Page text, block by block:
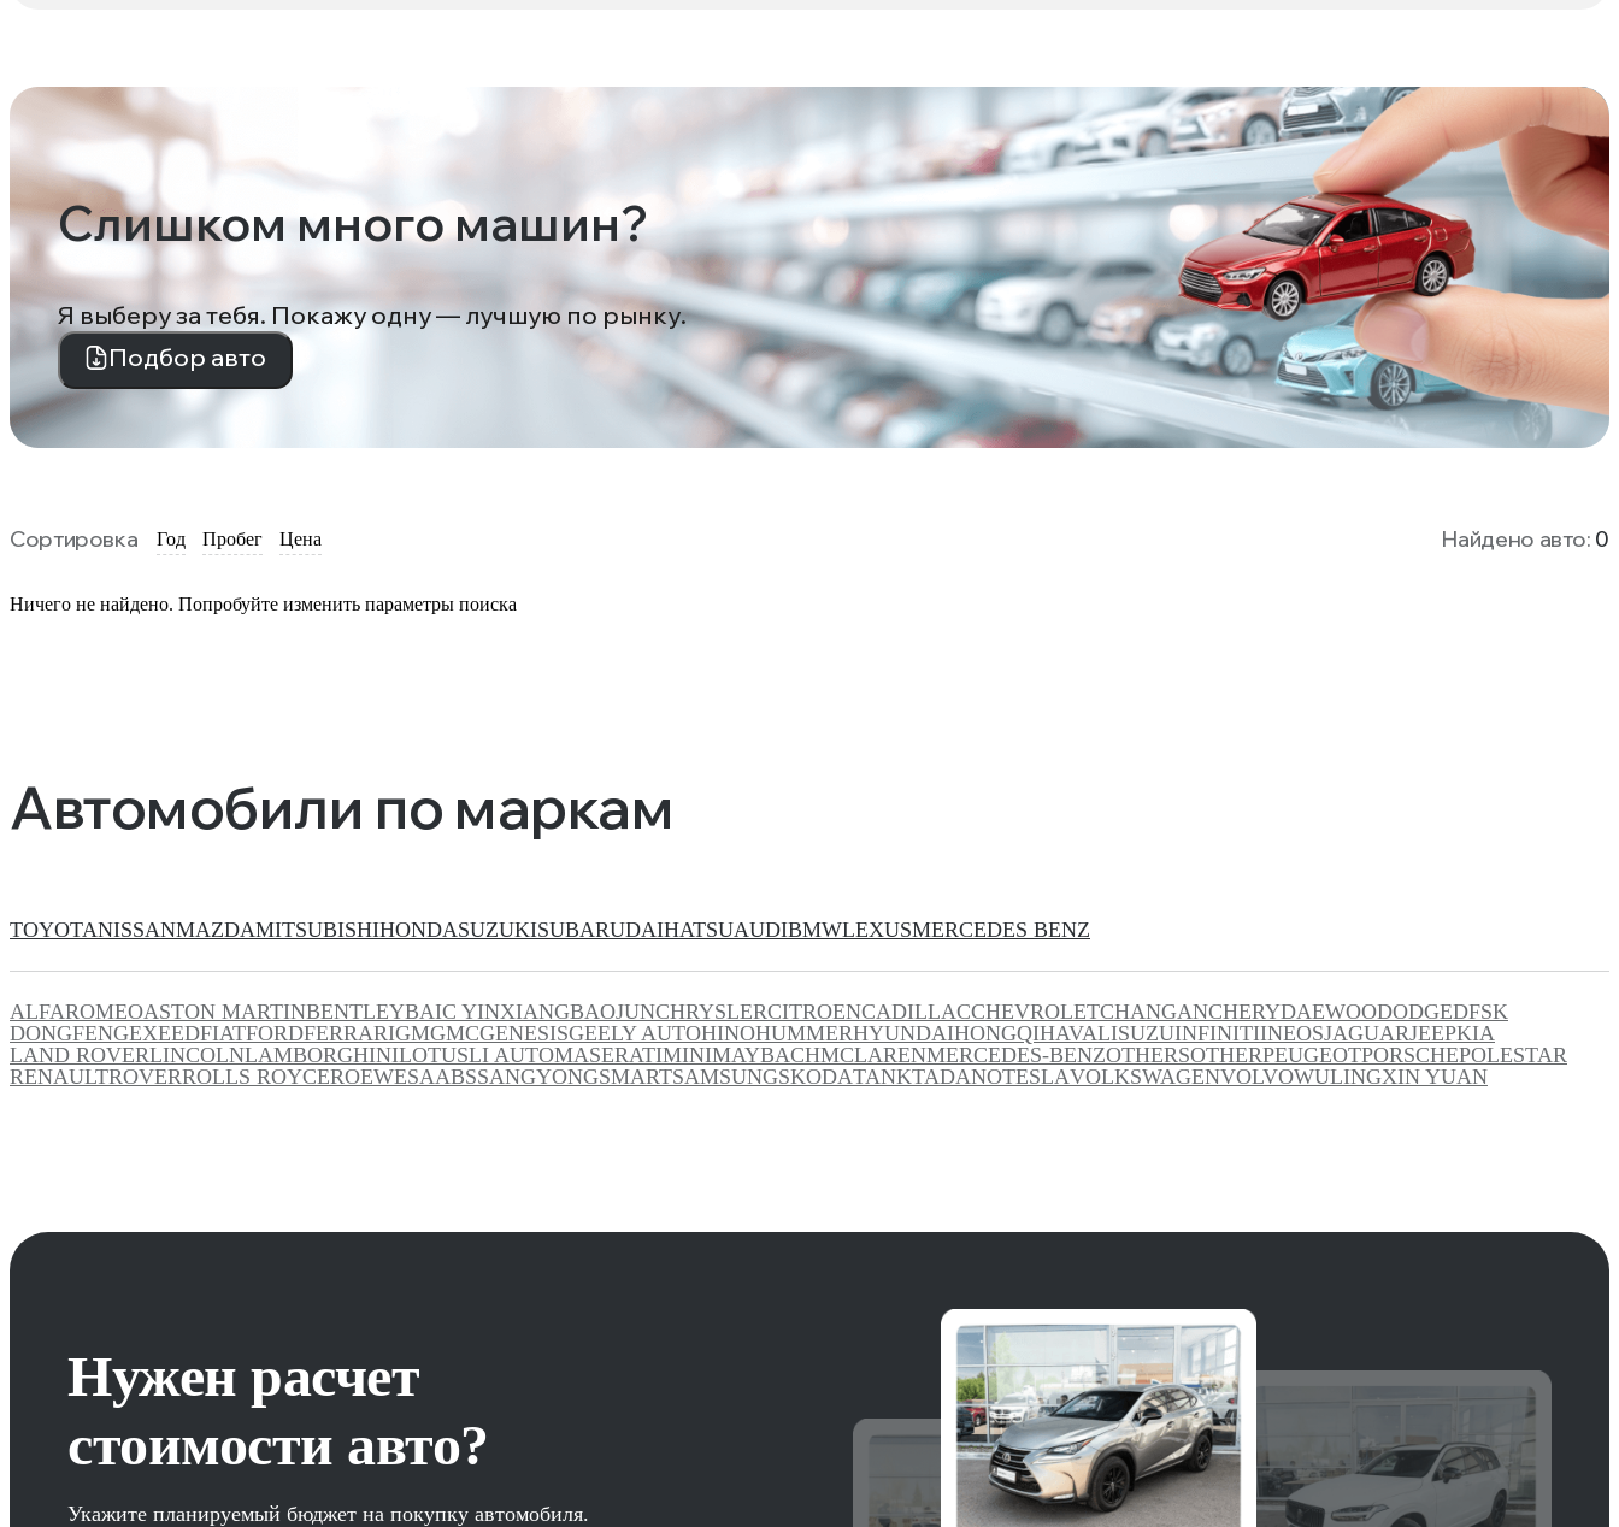
Слишком много машин?
Я выберу за тебя. Покажу одну — лучшую по рынку.
Подбор авто
Сортировка Год Пробег Цена Найдено авто: 0
Ничего не найдено. Попробуйте изменить параметры поиска
Автомобили по маркам
TOYOTANISSANMAZDAMITSUBISHIHONDASUZUKISUBARUDAIHATSUAUDIBMWLEXUSMERCEDES BENZ
ALFAROMEOASTON MARTINBENTLEYBAIC YINXIANGBAOJUNCHRYSLERCITROENCADILLACCHEVROLETCHANGANCHERYDAEWOODODGEDFSK
DONGFENGEXEEDFIATFORDFERRARIGMGMCGENESISGEELY AUTOHINOHUMMERHYUNDAIHONGQIHAVALISUZUINFINITIINEOSJAGUARJEEPKIA
LAND ROVERLINCOLNLAMBORGHINILOTUSLI AUTOMASERATIMINIMAYBACHMCLARENMERCEDES-BENZOTHERSOTHERPEUGEOTPORSCHEPOLESTAR
RENAULTROVERROLLS ROYCEROEWESAABSSANGYONGSMARTSAMSUNGSKODATANKTADANOTESLAVOLKSWAGENVOLVOWULINGXIN YUAN
Нужен расчет
стоимости авто?
Укажите планируемый бюджет на покупку автомобиля.